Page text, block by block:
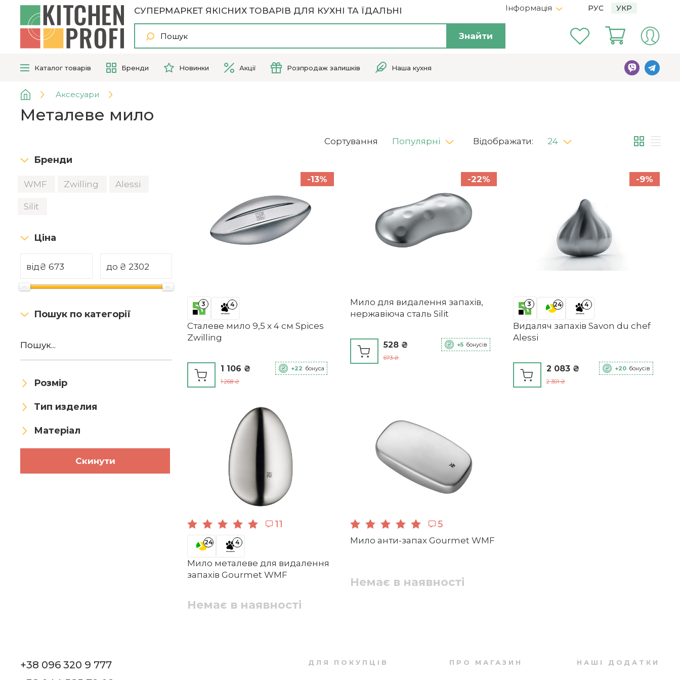
СУПЕРМАРКЕТ ЯКІСНИХ ТОВАРІВ ДЛЯ КУХНІ ТА ЇДАЛЬНІ
Знайти
Інформація РУС УКР
Каталог товарів Бренди Новинки Акції Розпродаж залишків Наша кухня
Аксесуари
Металеве мило
Бренди
WMF Zwilling Alessi
Silit
Ціна
від₴ до ₴
Пошук по категорії
Розмір
Тип изделия
Матеріал
Скинути
Сортування Популярні Відображати: 24
3 4
Сталеве мило 9,5 x 4 см Spices
Zwilling
-13%
1 106 ₴
1 268 ₴
+22 бонуса
Мило для видалення запахів,
нержавіюча сталь Silit
-22%
528 ₴
673 ₴
+5 бонусів
3 24 4
Видаляч запахів Savon du chef
Alessi
-9%
2 083 ₴
2 301 ₴
+20 бонусів
11
24 4
Мило металеве для видалення
запахів Gourmet WMF
Немає в наявності
5
Мило анти-запах Gourmet WMF
Немає в наявності
+38 096 320 9 777
ДЛЯ ПОКУПЦІВ ПРО МАГАЗИН НАШІ ДОДАТКИ